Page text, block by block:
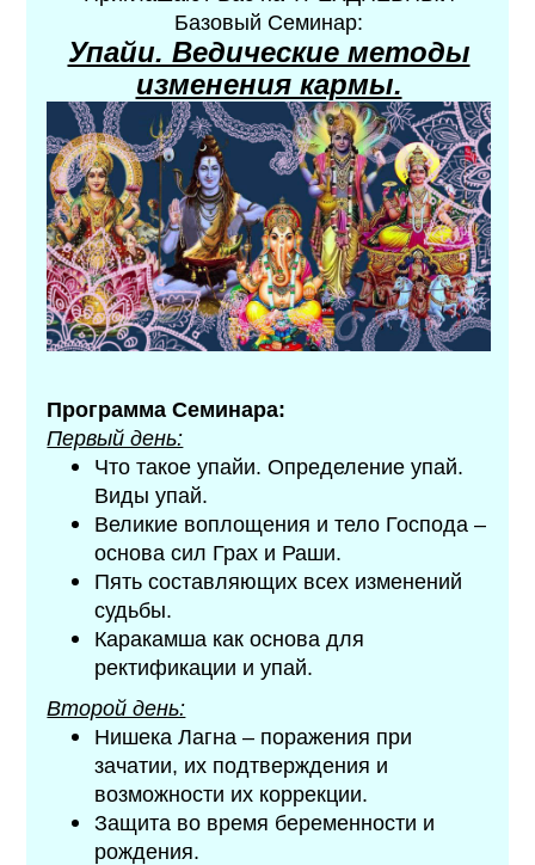
Базовый Семинар:
Упайи. Ведические методы
изменения кармы.
Программа Семинара:
Первый день:
Что такое упайи. Определение упай.
Виды упай.
Великие воплощения и тело Господа –
основа сил Грах и Раши.
Пять составляющих всех изменений
судьбы.
Каракамша как основа для
ректификации и упай.
Второй день:
Нишека Лагна – поражения при
зачатии, их подтверждения и
возможности их коррекции.
Защита во время беременности и
рождения.